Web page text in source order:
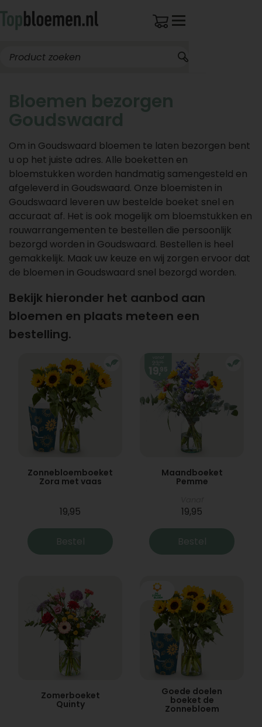
Bloemen bezorgen
Goudswaard
Om in Goudswaard bloemen te laten bezorgen bent
u op het juiste adres. Alle boeketten en
bloemstukken worden handmatig samengesteld en
afgeleverd in Goudswaard. Onze bloemisten in
Goudswaard leveren uw bestelde boeket snel en
accuraat af. Het is ook mogelijk om bloemstukken en
rouwarrangementen te bestellen die persoonlijk
bezorgd worden in Goudswaard. Bestellen is heel
gemakkelijk. Maak uw keuze en wij zorgen ervoor dat
de bloemen in Goudswaard snel bezorgd worden.
Bekijk hieronder het aanbod aan
bloemen en plaats meteen een
bestelling.
Zonnebloemboeket
Zora met vaas
19,95
Bestel
Maandboeket
Pemme
19,95
Bestel
Zomerboeket
Quinty
Goede doelen
boeket de
Zonnebloem